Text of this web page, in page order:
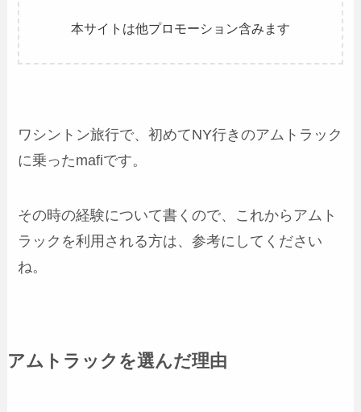
本サイトは他プロモーション含みます
ワシントン旅行で、初めてNY行きのアムトラック
に乗ったmafiです。
その時の経験について書くので、これからアムト
ラックを利用される方は、参考にしてください
ね。
アムトラックを選んだ理由